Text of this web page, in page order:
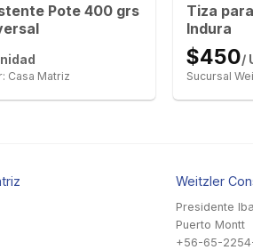
Pote 400 grs
Casa Matriz
Tiza
Indura
$450/
Sucursal
Weitzler
Presidente
Puerto Montt
+56-65-